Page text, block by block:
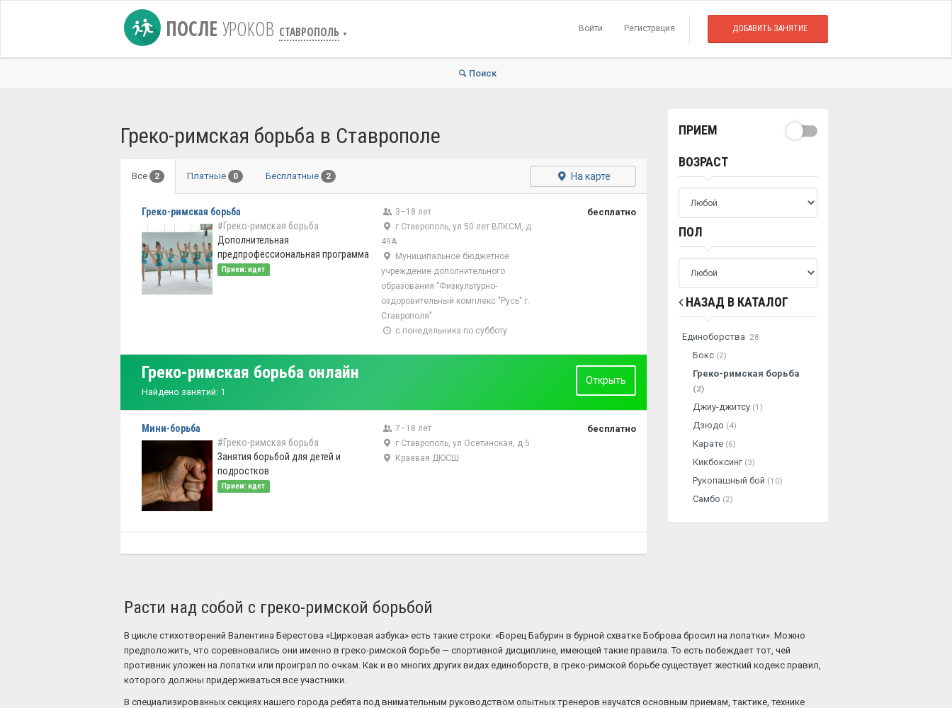
ПОСЛЕ УРОКОВ СТАВРОПОЛЬ ▼
Войти Регистрация ДОБАВИТЬ ЗАНЯТИЕ
Поиск
Греко-римская борьба в Ставрополе
Все 2 Платные 0 Бесплатные 2 На карте
Греко-римская борьба
#Греко-римская борьба
Дополнительная
предпрофессиональная программа
Прием: идет
3–18 лет
г Ставрополь, ул 50 лет ВЛКСМ, д
49А
Муниципальное бюджетное
учреждение дополнительного
образования "Физкультурно-
оздоровительный комплекс "Русь" г.
Ставрополя"
с понедельника по субботу
бесплатно
Греко-римская борьба онлайн
Найдено занятий: 1
Открыть
Мини-борьба
#Греко-римская борьба
Занятия борьбой для детей и
подростков.
Прием: идет
7–18 лет
г Ставрополь, ул Осетинская, д 5
Краевая ДЮСШ
бесплатно
ПРИЕМ
ВОЗРАСТ
ПОЛ
НАЗАД В КАТАЛОГ
Единоборства 28
Бокс (2)
Греко-римская борьба
(2)
Джиу-джитсу (1)
Дзюдо (4)
Карате (6)
Кикбоксинг (3)
Рукопашный бой (10)
Самбо (2)
Расти над собой с греко-римской борьбой
В цикле стихотворений Валентина Берестова «Цирковая азбука» есть такие строки: «Борец Бабурин в бурной схватке Боброва бросил на лопатки». Можно
предположить, что соревновались они именно в греко-римской борьбе — спортивной дисциплине, имеющей такие правила. То есть побеждает тот, чей
противник уложен на лопатки или проиграл по очкам. Как и во многих других видах единоборств, в греко-римской борьбе существует жесткий кодекс правил,
которого должны придерживаться все участники.
В специализированных секциях нашего города ребята под внимательным руководством опытных тренеров научатся основным приемам, тактике, технике